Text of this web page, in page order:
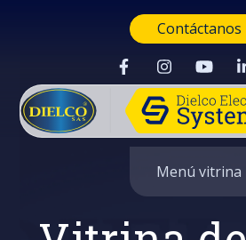
Contáctanos
Menú vitrina